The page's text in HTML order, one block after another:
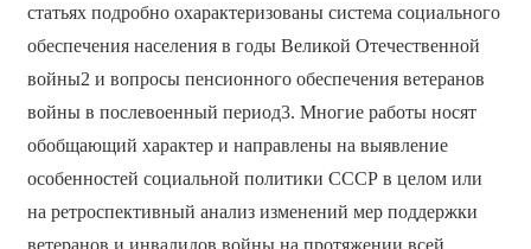
статьях подробно охарактеризованы система социального
обеспечения населения в годы Великой Отечественной
войны2 и вопросы пенсионного обеспечения ветеранов
войны в послевоенный период3. Многие работы носят
обобщающий характер и направлены на выявление
особенностей социальной политики СССР в целом или
на ретроспективный анализ изменений мер поддержки
ветеранов и инвалидов войны на протяжении всей